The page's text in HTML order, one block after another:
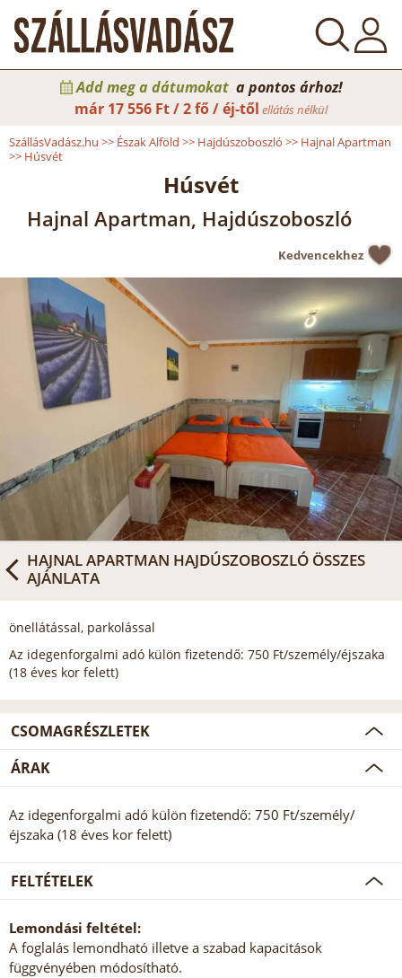
Add meg a dátumokat a pontos árhoz!
már 17 556 Ft / 2 fő / éj-től ellátás nélkül
SzállásVadász.hu >> Észak Alföld >> Hajdúszoboszló >> Hajnal Apartman
>> Húsvét
Húsvét
Hajnal Apartman, Hajdúszoboszló
Kedvencekhez
HAJNAL APARTMAN HAJDÚSZOBOSZLÓ ÖSSZES
AJÁNLATA
önellátással, parkolással
Az idegenforgalmi adó külön fizetendő: 750 Ft/személy/éjszaka
(18 éves kor felett)
CSOMAGRÉSZLETEK
ÁRAK
Az idegenforgalmi adó külön fizetendő: 750 Ft/személy/
éjszaka (18 éves kor felett)
FELTÉTELEK
Lemondási feltétel:
A foglalás lemondható illetve a szabad kapacitások
függvényében módosítható.